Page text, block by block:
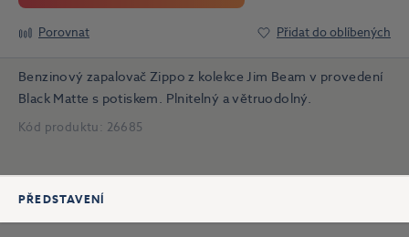
Benzinový zapalovač Zippo z kolekce Jim Beam v provedení
Black Matte s potiskem. Plnitelný a větruodolný.
Kód produktu: 26685
Porovnat Přidat do oblíbených
PŘEDSTAVENÍ